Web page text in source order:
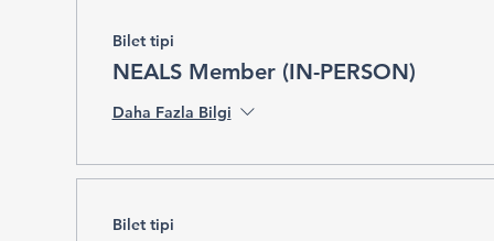
Bilet tipi
NEALS Member (IN-PERSON)
Daha Fazla Bilgi
Bilet tipi